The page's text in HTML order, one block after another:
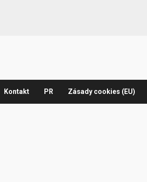
Kontakt PR Zásady cookies (EU)